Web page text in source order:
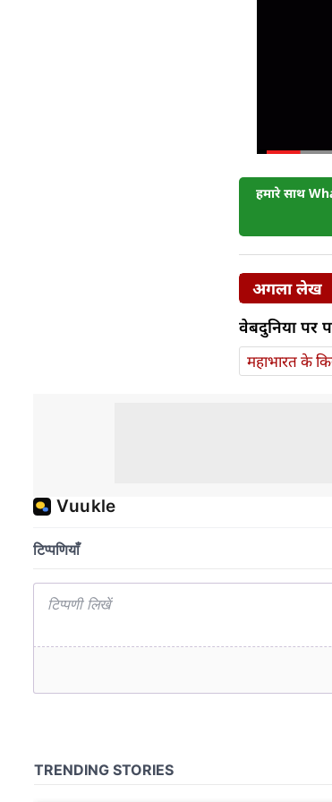
हमारे साथ
अगला लेख
वेबदुनिया पर
महाभारत के